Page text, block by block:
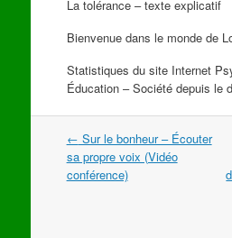
La tolérance – texte explicatif
Bienvenue dans le monde de
Statistiques du site Internet
Éducation – Société depuis le
Navigation
dans
les
← Sur le bonheur – Écouter
sa propre voix (Vidéo
conférence)